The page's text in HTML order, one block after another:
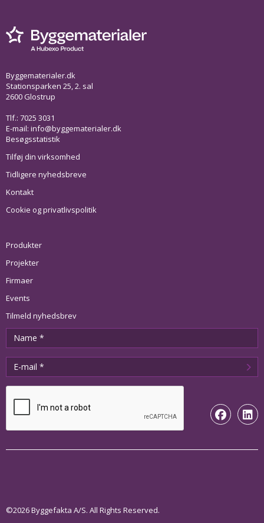
Byggematerialer.dk
Stationsparken 25, 2. sal
2600 Glostrup
Tlf.: 7025 3031
E-mail: info@byggematerialer.dk
Besøgsstatistik
Tilføj din virksomhed
Tidligere nyhedsbreve
Kontakt
Cookie og privatlivspolitik
Produkter
Projekter
Firmaer
Events
Tilmeld nyhedsbrev
©2026 Byggefakta A/S. All Rights Reserved.